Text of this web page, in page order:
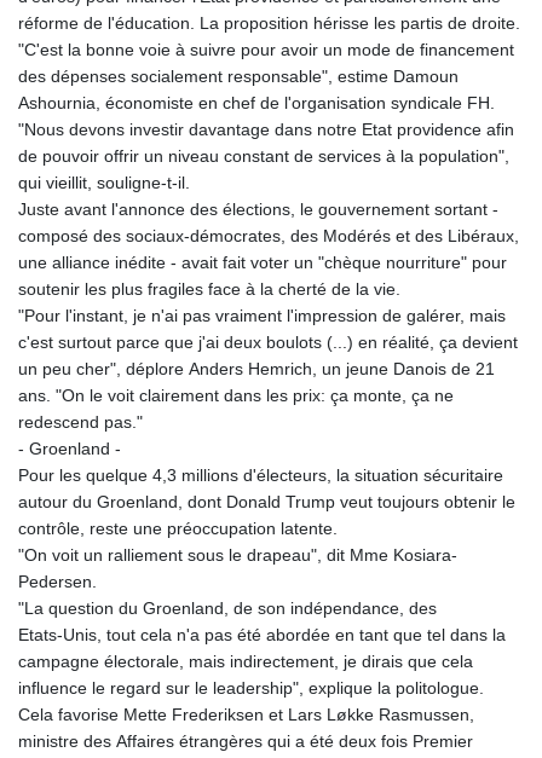
réforme de l'éducation. La proposition hérisse les partis de droite.
"C'est la bonne voie à suivre pour avoir un mode de financement
des dépenses socialement responsable", estime Damoun
Ashournia, économiste en chef de l'organisation syndicale FH.
"Nous devons investir davantage dans notre Etat providence afin
de pouvoir offrir un niveau constant de services à la population",
qui vieillit, souligne-t-il.
Juste avant l'annonce des élections, le gouvernement sortant -
composé des sociaux-démocrates, des Modérés et des Libéraux,
une alliance inédite - avait fait voter un "chèque nourriture" pour
soutenir les plus fragiles face à la cherté de la vie.
"Pour l'instant, je n'ai pas vraiment l'impression de galérer, mais
c'est surtout parce que j'ai deux boulots (...) en réalité, ça devient
un peu cher", déplore Anders Hemrich, un jeune Danois de 21
ans. "On le voit clairement dans les prix: ça monte, ça ne
redescend pas."
- Groenland -
Pour les quelque 4,3 millions d'électeurs, la situation sécuritaire
autour du Groenland, dont Donald Trump veut toujours obtenir le
contrôle, reste une préoccupation latente.
"On voit un ralliement sous le drapeau", dit Mme Kosiara-
Pedersen.
"La question du Groenland, de son indépendance, des
Etats‑Unis, tout cela n'a pas été abordée en tant que tel dans la
campagne électorale, mais indirectement, je dirais que cela
influence le regard sur le leadership", explique la politologue.
Cela favorise Mette Frederiksen et Lars Løkke Rasmussen,
ministre des Affaires étrangères qui a été deux fois Premier